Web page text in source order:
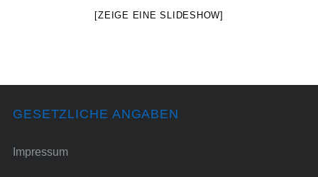
[ZEIGE EINE SLIDESHOW]
GESETZLICHE ANGABEN
Impressum